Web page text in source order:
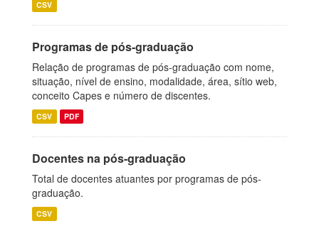
CSV
Programas de pós-graduação
Relação de programas de pós-graduação com nome,
situação, nível de ensino, modalidade, área, sítio web,
conceito Capes e número de discentes.
CSV PDF
Docentes na pós-graduação
Total de docentes atuantes por programas de pós-
graduação.
CSV